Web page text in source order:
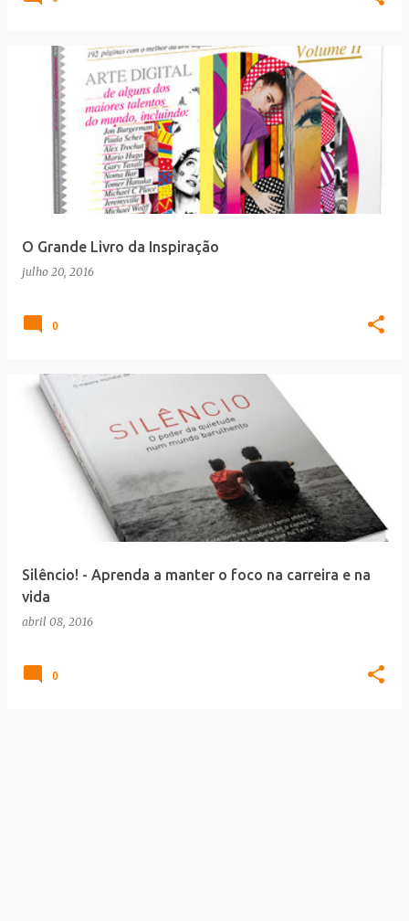
O Grande Livro da Inspiração
julho 20, 2016
0
Silêncio! - Aprenda a manter o foco na carreira e na
vida
abril 08, 2016
0